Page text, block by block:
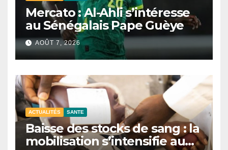
Mercato : Al-Ahli s’intéresse
au Sénégalais Pape Guèye
AOÛT 7, 2026
ACTUALITÉS SANTE
Baisse des stocks de sang : la
mobilisation s’intensifie au